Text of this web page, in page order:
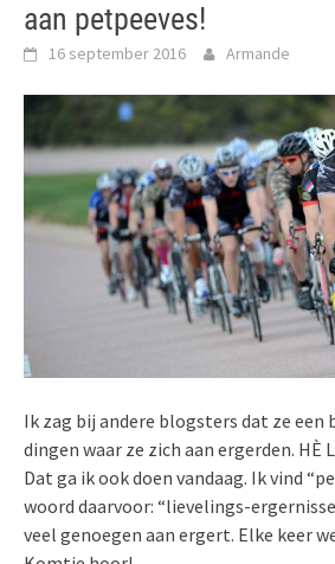
aan petpeeves!
16 september 2016 Armande
Ik zag bij andere blogsters dat ze een
dingen waar ze zich aan ergerden. HÈ
Dat ga ik ook doen vandaag. Ik vind
woord daarvoor: “lievelings-
veel genoegen aan ergert. Elke keer